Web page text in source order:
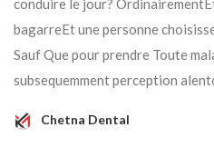
conduire le jour?
bagarreEt une personne
Sauf Que pour prendre Toute
subsequemment perception
Chetna Dental